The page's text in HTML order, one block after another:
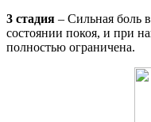
3 стадия – Сильная боль
состоянии покоя, и при
полностью ограничена.